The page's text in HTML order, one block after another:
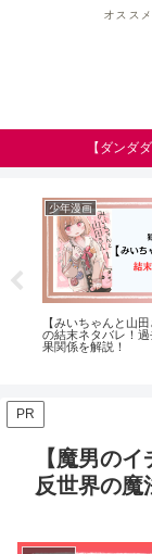
オスス
【ダンダ
少年漫画
【みいちゃんと山
の結末ネタバレ！過
果関係を解説！
PR
【魔男の
反世界の魔